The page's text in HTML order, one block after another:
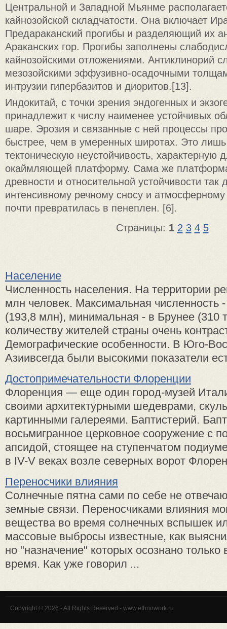
Центральной и Западной Мьянме
кайнозойской складчатости. Она включает
Предараканский прогибы и разделяющий их
Араканских гор. Прогибы заполнены
кайнозойскими отложениями. Антиклинорий
мезозойскими эффузивно-осадочными
интрузии гипербазитов и диоритов.[13].
Индокитай, с точки зрения эндогенных и
принадлежит к числу наименее устойчивых
шаре. Эрозия и связанные с ней процессы
быстрее, чем в умеренных широтах. Это
тектоническую неустойчивость, характерную
окаймляющей платформу. Сама же
древности и относительной устойчивости так
интенсивному речному сносу и
почти превратилась в пенеплен. [6].
Страницы: 1 2 3 4 5
Население
Численность населения. На территории
млн человек. Максимальная численность
(193,8 млн), минимальная - в Брунее (310
количеству жителей страны очень
Демографические особенности. В Юго-
Азиивсегда были высокими показатели
Достопримечательности Флоренции
Флоренция — еще один город-музей
своими архитектурными шедеврами,
картинными галереями. Баптистерий.
восьмигранное церковное сооружение с
апсидой, стоящее на ступенчатом
в IV-V веках возле северных ворот
Переносчики влияния
Солнечные пятна сами по себе не
земные связи. Переносчиками влияния
вещества во время солнечных вспышек
массовые выбросы известные, как
но "назначение" которых осознано только
время. Как уже говорил ...
Copyright © 2026 - All Rights Reserved - www.ethnowork.ru